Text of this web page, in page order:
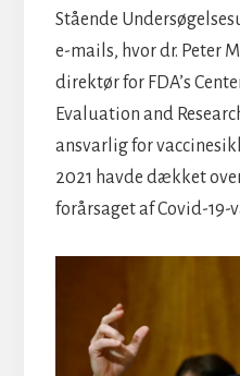
Stående
e-mails, hvor dr. Peter
direktør for FDA’s
Evaluation and
ansvarlig for
2021 havde dækket
forårsaget af Covid-19-